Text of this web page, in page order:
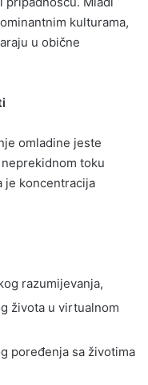
kulturama,
u obične
omladine jeste
toku
je koncentracija
razumijevanja,
života u virtualnom
poređenja sa životima